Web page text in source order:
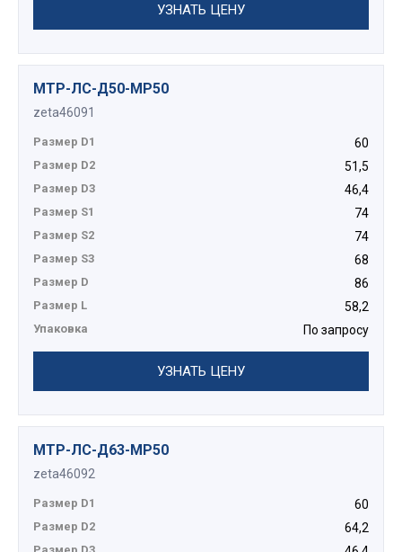
УЗНАТЬ ЦЕНУ
МТР-ЛС-Д50-МР50
zeta46091
Размер D1 60
Размер D2 51,5
Размер D3 46,4
Размер S1 74
Размер S2 74
Размер S3 68
Размер D 86
Размер L 58,2
Упаковка По запросу
УЗНАТЬ ЦЕНУ
МТР-ЛС-Д63-МР50
zeta46092
Размер D1 60
Размер D2 64,2
Размер D3